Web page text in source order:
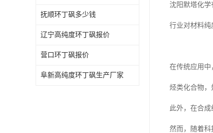
抚顺环丁砜多少钱
辽宁高纯度环丁砜报价
营口环丁砜报价
阜新高纯度环丁砜生产厂家
沈阳默塔化
行业对材料纯
在传统应用
烃类化合物，
此外，在合成
然而，随着科